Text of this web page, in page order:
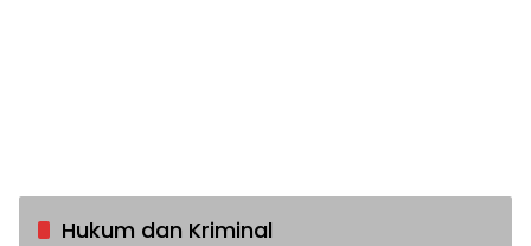
Hukum dan Kriminal